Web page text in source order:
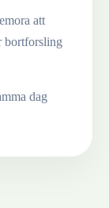
att
bortforsling
dag